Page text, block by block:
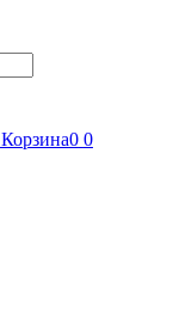
Корзина0 0